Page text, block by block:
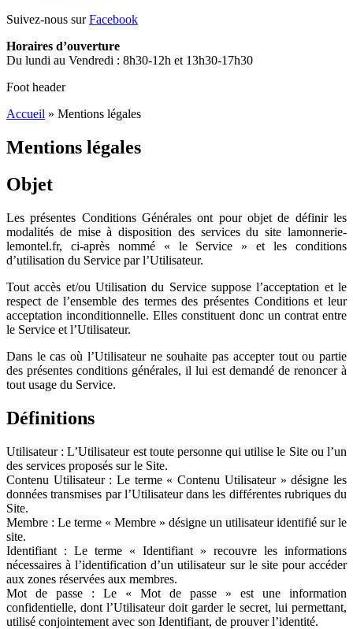
Suivez-nous surFacebook
Horaires d’ouverture
Du lundi au Vendredi : 8h30-12h et 13h30-17h30
Foot header
Accueil » Mentions légales
Mentions légales
Objet
Les présentes Conditions Générales ont pour objet de définir les
modalités de mise à disposition des services du site lamonnerie-
lemontel.fr, ci-après nommé « le Service » et les conditions
d’utilisation du Service par l’Utilisateur.
Tout accès et/ou Utilisation du Service suppose l’acceptation et le
respect de l’ensemble des termes des présentes Conditions et leur
acceptation inconditionnelle. Elles constituent donc un contrat entre
le Service et l’Utilisateur.
Dans le cas où l’Utilisateur ne souhaite pas accepter tout ou partie
des présentes conditions générales, il lui est demandé de renoncer à
tout usage du Service.
Définitions
Utilisateur : L’Utilisateur est toute personne qui utilise le Site ou l’un
des services proposés sur le Site.
Contenu Utilisateur : Le terme « Contenu Utilisateur » désigne les
données transmises par l’Utilisateur dans les différentes rubriques du
Site.
Membre : Le terme « Membre » désigne un utilisateur identifié sur le
site.
Identifiant : Le terme « Identifiant » recouvre les informations
nécessaires à l’identification d’un utilisateur sur le site pour accéder
aux zones réservées aux membres.
Mot de passe : Le « Mot de passe » est une information
confidentielle, dont l’Utilisateur doit garder le secret, lui permettant,
utilisé conjointement avec son Identifiant, de prouver l’identité.